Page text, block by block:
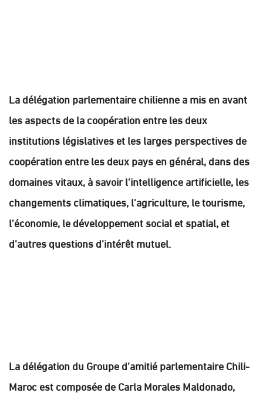
La délégation parlementaire chilienne a mis en avant
les aspects de la coopération entre les deux
institutions législatives et les larges perspectives de
coopération entre les deux pays en général, dans des
domaines vitaux, à savoir l’intelligence artificielle, les
changements climatiques, l’agriculture, le tourisme,
l’économie, le développement social et spatial, et
d’autres questions d’intérêt mutuel.
La délégation du Groupe d’amitié parlementaire Chili-
Maroc est composée de Carla Morales Maldonado,